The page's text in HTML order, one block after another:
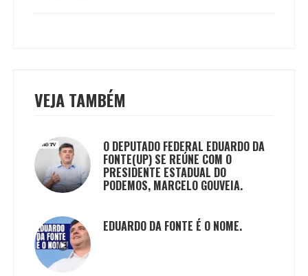
VEJA TAMBÉM
O DEPUTADO FEDERAL EDUARDO DA
FONTE(UP) SE REÚNE COM O
PRESIDENTE ESTADUAL DO
PODEMOS, MARCELO GOUVEIA.
EDUARDO DA FONTE É O NOME.